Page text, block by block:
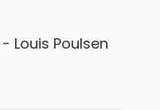
Louis Poulsen